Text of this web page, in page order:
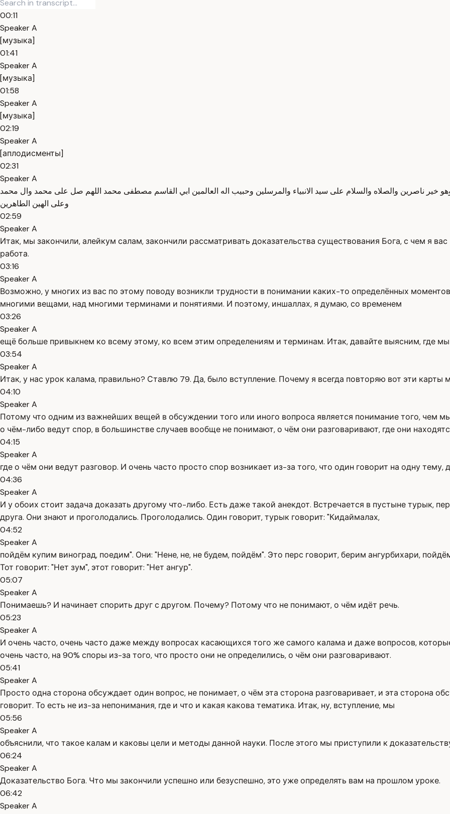
00:11
Speaker A
[музыка]
01:41
Speaker A
[музыка]
01:58
Speaker A
[музыка]
02:19
Speaker A
[аплодисменты]
02:31
Speaker A
خير ناصرين والصلاه والسلام على سيد الانبياء والمرسلين وحبيب اله العالمين ابي القاسم مصطفى محمد اللهم صل على محمد وال محمد
وعلى الهين الطاهرين
02:59
Speaker A
Итак, мы закончили, алейкум салам, закончили рассматривать доказательства существования Бога, с чем я
работа.
03:16
Speaker A
Возможно, у многих из вас по этому поводу возникли трудности в понимании каких-то определённых
многими вещами, над многими терминами и понятиями. И поэтому, иншаллах, я думаю, со временем
03:26
Speaker A
ещё больше привыкнем ко всему этому, ко всем этим определениям и терминам. Итак, давайте выясним, где
03:54
Speaker A
Итак, у нас урок калама, правильно? Ставлю 79. Да, было вступление. Почему я всегда повторяю вот эти
04:10
Speaker A
Потому что одним из важнейших вещей в обсуждении того или иного вопроса является понимание того, чем
о чём-либо ведут спор, в большинстве случаев вообще не понимают, о чём они разговаривают, где они
04:15
Speaker A
где о чём они ведут разговор. И очень часто просто спор возникает из-за того, что один говорит на одну тему,
04:36
Speaker A
И у обоих стоит задача доказать другому что-либо. Есть даже такой анекдот. Встречается в пустыне турык,
друга. Они знают и проголодались. Проголодались. Один говорит, турык говорит: "Кидаймалах,
04:52
Speaker A
пойдём купим виноград, поедим". Они: "Нене, не, не будем, пойдём". Это перс говорит, берим ангурбихари,
Тот говорит: "Нет зум", этот говорит: "Нет ангур".
05:07
Speaker A
Понимаешь? И начинает спорить друг с другом. Почему? Потому что не понимают, о чём идёт речь.
05:23
Speaker A
И очень часто, очень часто даже между вопросах касающихся того же самого калама и даже вопросов,
очень часто, на 90% споры из-за того, что просто они не определились, о чём они разговаривают.
05:41
Speaker A
Просто одна сторона обсуждает один вопрос, не понимает, о чём эта сторона разговаривает, и эта сторона
говорит. То есть не из-за непонимания, где и что и какая какова тематика. Итак, ну, вступление, мы
05:56
Speaker A
объяснили, что такое калам и каковы цели и методы данной науки. После этого мы приступили к
06:24
Speaker A
Доказательство Бога. Что мы закончили успешно или безуспешно, это уже определять вам на прошлом уроке.
06:42
Speaker A